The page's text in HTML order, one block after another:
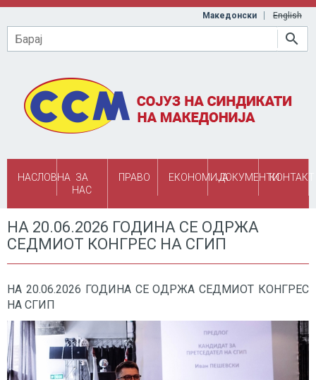
Skip to main content
Македонски English
Барај
НАСЛОВНА ЗА
НАС
ПРАВО ЕКОНОМИЈАДОКУМЕНТИКОНТАКТ
НА 20.06.2026 ГОДИНА СЕ ОДРЖА
СЕДМИОТ КОНГРЕС НА СГИП
НА 20.06.2026 ГОДИНА СЕ ОДРЖА СЕДМИОТ КОНГРЕС
НА СГИП